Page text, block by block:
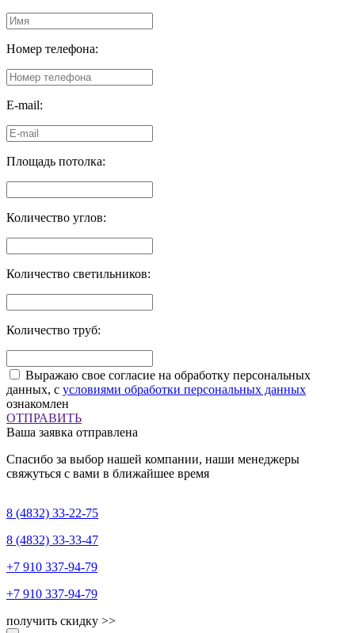
Номер телефона:
E-mail:
Площадь потолка:
Количество углов:
Количество светильников:
Количество труб:
Выражаю свое согласие на обработку персональных
данных, с условиями обработки персональных данных
ознакомлен
ОТПРАВИТЬ
Ваша заявка отправлена
Спасибо за выбор нашей компании, наши менеджеры
свяжуться с вами в ближайшее время
8 (4832) 33-22-75
8 (4832) 33-33-47
+7 910 337-94-79
+7 910 337-94-79
получить скидку >>